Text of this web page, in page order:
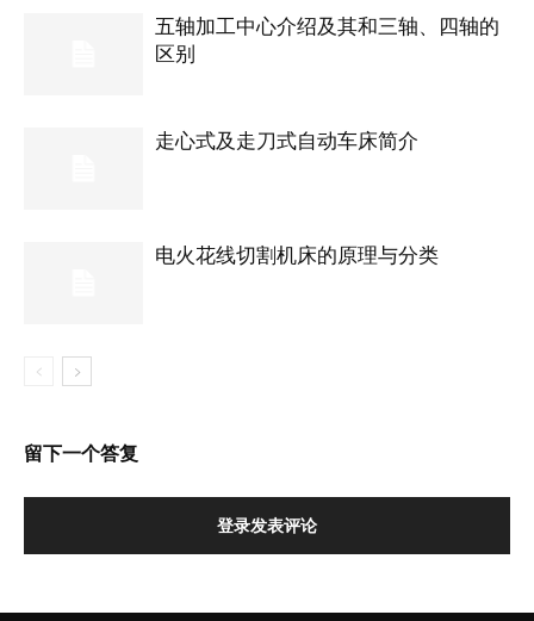
五轴加工中心介绍及其和三轴、四轴的
区别
走心式及走刀式自动车床简介
电火花线切割机床的原理与分类
留下一个答复
登录发表评论